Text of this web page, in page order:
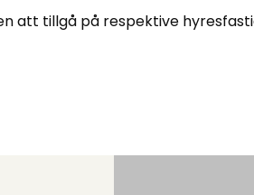
att tillgå på respektive